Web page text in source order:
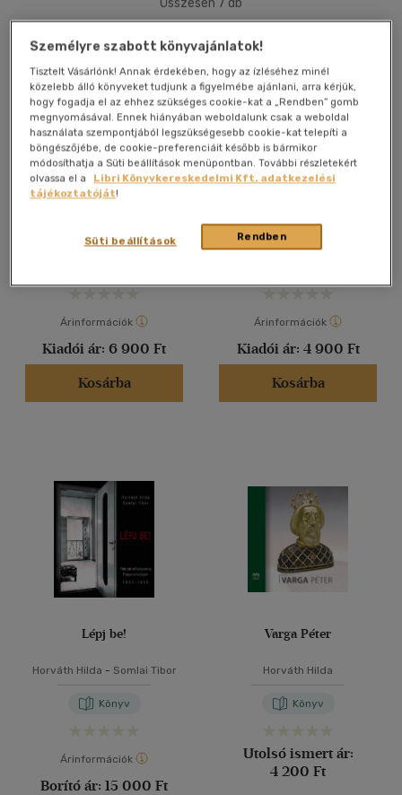
Alkalmaz
Összesen 7 db
Remekművek titkos élete
Árinformációk
Kiadói ár: 6 900 Ft
Kosárba
Barki Gergely
Horváth Hilda-Jurecskó
Kopócsy Anna-Molnos Péter-
Vilmos-Topor Tünde
Árinformációk
Kiadói ár: 4 900 Ft
Kosárba
Lépj be!
Horváth Hilda - Somlai Tibor
Könyv
Árinformációk
Borító ár: 15 000 Ft
Varga Péter
Horváth Hilda
Könyv
Utolsó ismert ár:
4 200 Ft
Személyre szabott könyvajánlatok!
Tisztelt Vásárlónk! Annak érdekében, hogy az ízléséhez minél
közelebb álló könyveket tudjunk a figyelmébe ajánlani, arra kérjük,
hogy fogadja el az ehhez szükséges cookie-kat a „Rendben” gomb
megnyomásával. Ennek hiányában weboldalunk csak a weboldal
használata szempontjából legszükségesebb cookie-kat telepíti a
böngészőjébe, de cookie-preferenciáit később is bármikor
módosíthatja a Süti beállítások menüpontban. További részletekért
olvassa el a
Libri Könyvkereskedelmi Kft. adatkezelési
tájékoztatóját!
Rendben
Süti beállítások